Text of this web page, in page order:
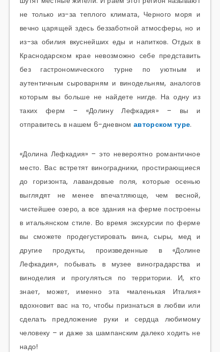
не только из-за теплого климата, Черного моря и
вечно царящей здесь беззаботной атмосферы, но и
из-за обилия вкуснейших еды и напитков. Отдых в
Краснодарском крае невозможно себе представить
без гастрономического турне по уютным и
аутентичным сыроварням и винодельням, аналогов
которым вы больше не найдете нигде. На одну из
таких ферм – «Долину Лефкадия» – вы и
отправитесь в нашем 6-дневномавторском туре.
«Долина Лефкадия» – это невероятно романтичное
место. Вас встретят виноградники, простирающиеся
до горизонта, лавандовые поля, которые осенью
выглядят не менее впечатляюще, чем весной,
чистейшее озеро, а все здания на ферме построены
в итальянском стиле. Во время экскурсии по ферме
вы сможете продегустировать вина, сыры, мед и
другие продукты, произведенные в «Долине
Лефкадия», побывать в музее виноградарства и
виноделия и прогуляться по территории. И, кто
знает, может, именно эта «маленькая Италия»
вдохновит вас на то, чтобы признаться в любви или
сделать предложение руки и сердца любимому
человеку – и даже за шампанским далеко ходить не
надо!